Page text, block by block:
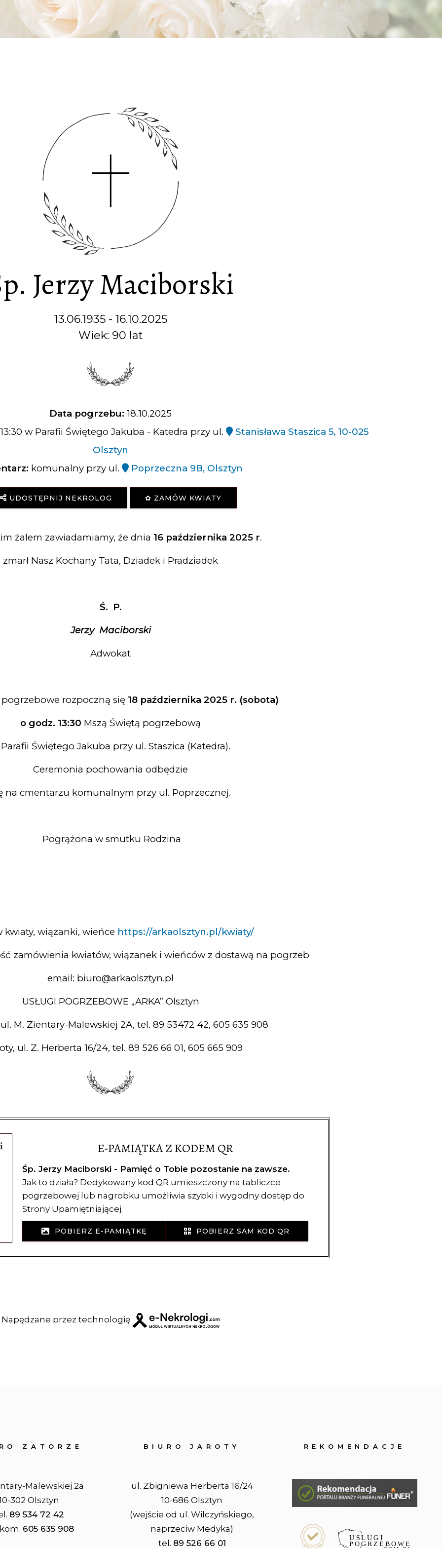
Pogrzeb świecki
Akcesoria pogrzebowe
Jerzy Maciborski
13.06.1935 - 16.10.2025
Wiek: 90 lat
Data pogrzebu: 18.10.2025
w Parafii Świętego Jakuba - Katedra przy ul.
Stanisława Staszica 5, 10-025
Olsztyn
komunalny przy ul. Poprzeczna 9B, Olsztyn
UDOSTĘPNIJ NEKROLOG ✿ ZAMÓW KWIATY
żalem zawiadamiamy, że dnia 16 października 2025 r.
zmarł Nasz Kochany Tata, Dziadek i Pradziadek
Ś. P.
Jerzy Maciborski
Adwokat
pogrzebowe rozpoczną się 18 października 2025 r. (sobota)
o godz. 13:30 Mszą Świętą pogrzebową
Świętego Jakuba przy ul. Staszica (Katedra).
Ceremonia pochowania odbędzie
na cmentarzu komunalnym przy ul. Poprzecznej.
Pogrążona w smutku Rodzina
kwiaty, wiązanki, wieńce https://arkaolsztyn.pl/kwiaty/
zamówienia kwiatów, wiązanek i wieńców z dostawą na pogrzeb
email: biuro@arkaolsztyn.pl
USŁUGI POGRZEBOWE „ARKA” Olsztyn
M. Zientary-Malewskiej 2A, tel. 89 53472 42, 605 635 908
ul. Z. Herberta 16/24, tel. 89 526 66 01, 605 665 909
E-PAMIĄTKA Z KODEM QR
Śp. Jerzy Maciborski - Pamięć o Tobie pozostanie na zawsze.
Jak to działa? Dedykowany kod QR umieszczony na tabliczce
pogrzebowej lub nagrobku umożliwia szybki i wygodny dostęp do
Strony Upamiętniającej.
POBIERZ E-PAMIĄTKĘ POBIERZ SAM KOD QR
Napędzane przez technologię
ZATORZE
Malewskiej 2a
302 Olsztyn
89 534 72 42
605 635 908
BIURO JAROTY
ul. Zbigniewa Herberta 16/24
10-686 Olsztyn
(wejście od ul. Wilczyńskiego,
naprzeciw Medyka)
tel. 89 526 66 01
REKOMENDACJE